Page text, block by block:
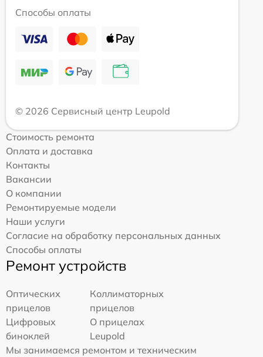
Способы оплаты
© 2026 Сервисный центр Leupold
Стоимость ремонта
Оплата и доставка
Контакты
Вакансии
О компании
Ремонтируемые модели
Наши услуги
Согласие на обработку персональных данных
Способы оплаты
Ремонт устройств
Оптических
прицелов
Коллиматорных
прицелов
Цифровых
биноклей
О прицелах
Leupold
Мы занимаемся ремонтом и техническим